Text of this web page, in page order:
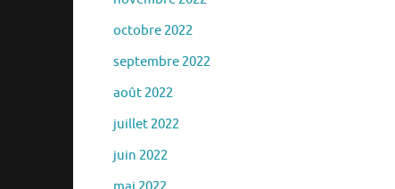
octobre 2022
septembre 2022
août 2022
juillet 2022
juin 2022